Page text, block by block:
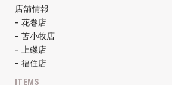
店舗情報
- 花巻店
- 苫小牧店
- 上磯店
- 福住店
ITEMS